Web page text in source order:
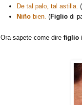
De tal palo, tal astilla.
Niño bien. (Figlio di
Ora sapete come dire figlio